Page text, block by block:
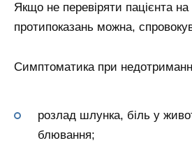
Якщо не перевіряти пацієнта на
протипоказань можна,
Симптоматика при
розлад шлунка, біль у
блювання;